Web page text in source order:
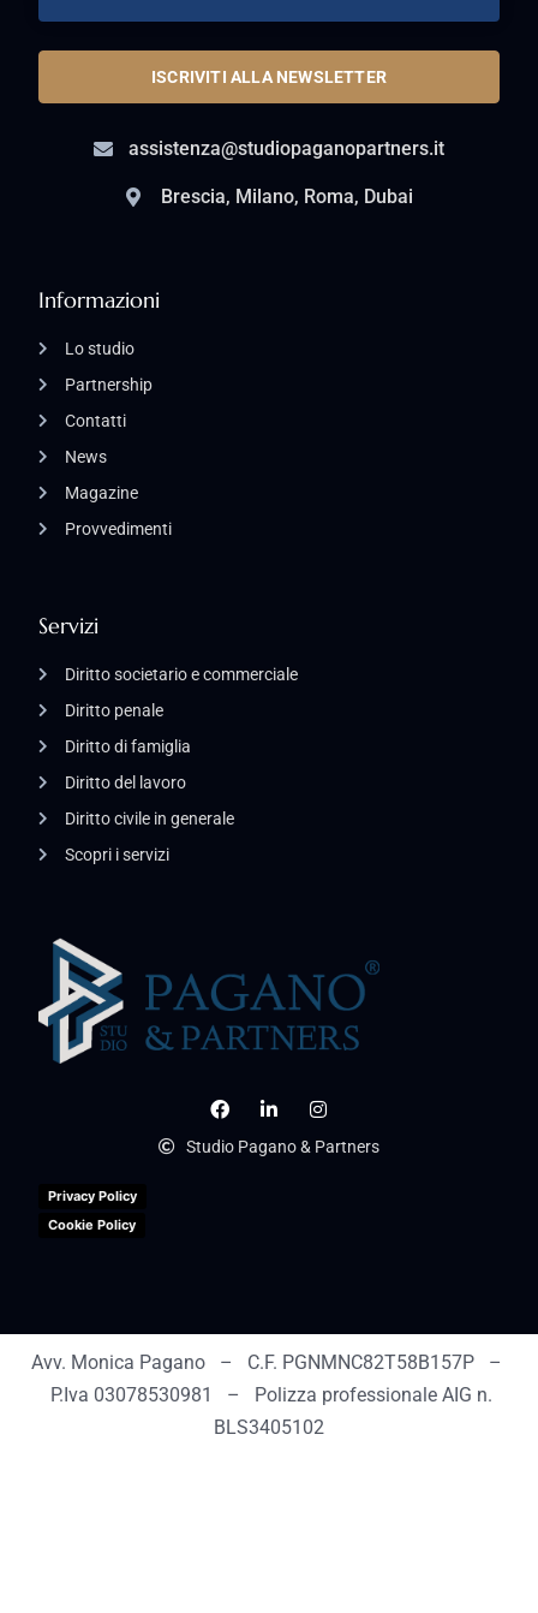
Studio Pagano & Partners
Privacy Policy
Cookie Policy
Servizi
Diritto societario e commerciale
Diritto penale
Diritto di famiglia
Diritto del lavoro
Diritto civile in generale
Scopri i servizi
Informazioni
Lo studio
Partnership
Contatti
News
Magazine
Provvedimenti
ISCRIVITI ALLA NEWSLETTER
assistenza@studiopaganopartners.it
Brescia, Milano, Roma, Dubai
Avv. Monica Pagano – C.F. PGNMNC82T58B157P –
P.Iva 03078530981 – Polizza professionale AIG n.
BLS3405102